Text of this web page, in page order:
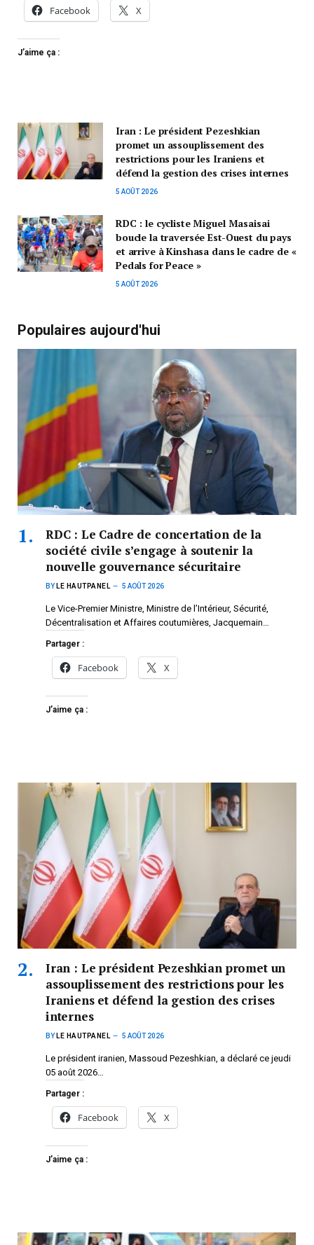
Facebook X
J’aime ça :
Iran : Le président Pezeshkian
promet un assouplissement des
restrictions pour les Iraniens et
défend la gestion des crises internes
5 AOÛT 2026
RDC : le cycliste Miguel Masaisai
boucle la traversée Est-Ouest du pays
et arrive à Kinshasa dans le cadre de «
Pedals for Peace »
5 AOÛT 2026
Populaires aujourd'hui
RDC : Le Cadre de concertation de la
société civile s’engage à soutenir la
nouvelle gouvernance sécuritaire
BY LE HAUTPANEL 5 AOÛT 2026
Le Vice-Premier Ministre, Ministre de l’Intérieur, Sécurité,
Décentralisation et Affaires coutumières, Jacquemain…
Partager :
Facebook X
J’aime ça :
Iran : Le président Pezeshkian promet un
assouplissement des restrictions pour les
Iraniens et défend la gestion des crises
internes
BY LE HAUTPANEL 5 AOÛT 2026
Le président iranien, Massoud Pezeshkian, a déclaré ce jeudi
05 août 2026…
Partager :
Facebook X
J’aime ça :